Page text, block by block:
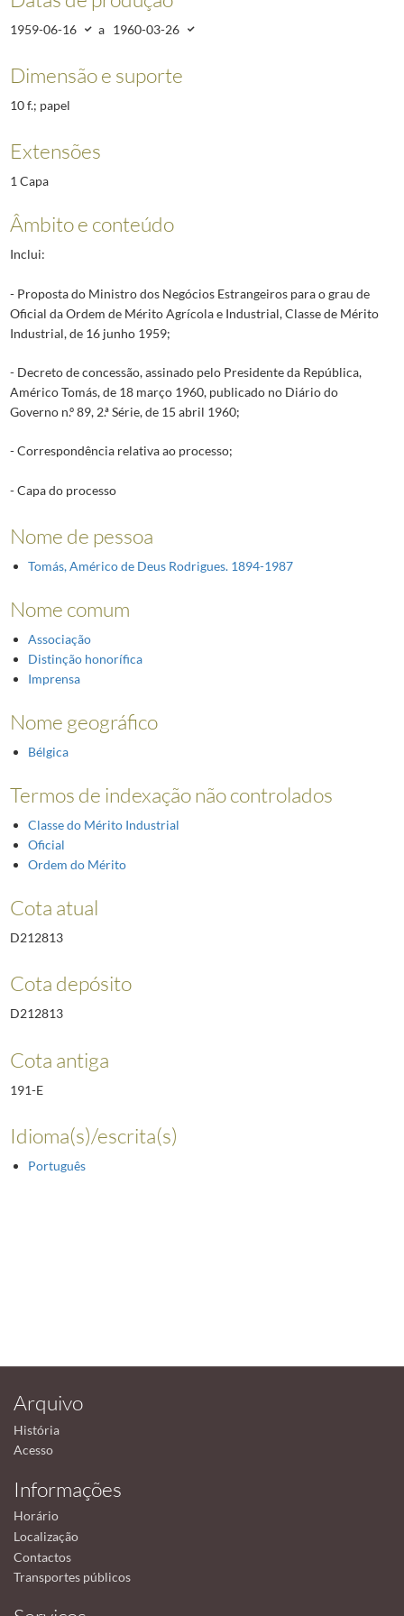
1959-06-16 a 1960-03-26
Dimensão e suporte
10 f.; papel
Extensões
1 Capa
Âmbito e conteúdo
Inclui:
- Proposta do Ministro dos Negócios Estrangeiros para o grau de
Oficial da Ordem de Mérito Agrícola e Industrial, Classe de Mérito
Industrial, de 16 junho 1959;
- Decreto de concessão, assinado pelo Presidente da República,
Américo Tomás, de 18 março 1960, publicado no Diário do
Governo n.º 89, 2.ª Série, de 15 abril 1960;
- Correspondência relativa ao processo;
- Capa do processo
Nome de pessoa
Tomás, Américo de Deus Rodrigues. 1894-1987
Nome comum
Associação
Distinção honorífica
Imprensa
Nome geográfico
Bélgica
Termos de indexação não controlados
Classe do Mérito Industrial
Oficial
Ordem do Mérito
Cota atual
D212813
Cota depósito
D212813
Cota antiga
191-E
Idioma(s)/escrita(s)
Português
Arquivo
História
Acesso
Informações
Horário
Localização
Contactos
Transportes públicos